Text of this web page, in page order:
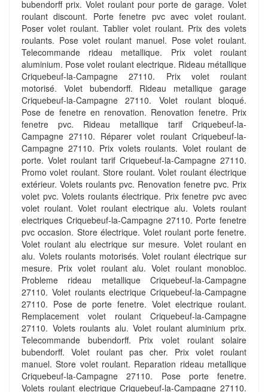
bubendorff prix. Volet roulant pour porte de garage. Volet
roulant discount. Porte fenetre pvc avec volet roulant.
Poser volet roulant. Tablier volet roulant. Prix des volets
roulants. Pose volet roulant manuel. Pose volet roulant.
Telecommande rideau metallique. Prix volet roulant
aluminium. Pose volet roulant electrique. Rideau métallique
Criquebeuf-la-Campagne 27110. Prix volet roulant
motorisé. Volet bubendorff. Rideau metallique garage
Criquebeuf-la-Campagne 27110. Volet roulant bloqué.
Pose de fenetre en renovation. Renovation fenetre. Prix
fenetre pvc. Rideau metallique tarif Criquebeuf-la-
Campagne 27110. Réparer volet roulant Criquebeuf-la-
Campagne 27110. Prix volets roulants. Volet roulant de
porte. Volet roulant tarif Criquebeuf-la-Campagne 27110.
Promo volet roulant. Store roulant. Volet roulant électrique
extérieur. Volets roulants pvc. Renovation fenetre pvc. Prix
volet pvc. Volets roulants électrique. Prix fenetre pvc avec
volet roulant. Volet roulant electrique alu. Volets roulant
electriques Criquebeuf-la-Campagne 27110. Porte fenetre
pvc occasion. Store électrique. Volet roulant porte fenetre.
Volet roulant alu electrique sur mesure. Volet roulant en
alu. Volets roulants motorisés. Volet roulant électrique sur
mesure. Prix volet roulant alu. Volet roulant monobloc.
Probleme rideau metallique Criquebeuf-la-Campagne
27110. Volet roulants electrique Criquebeuf-la-Campagne
27110. Pose de porte fenetre. Volet electrique roulant.
Remplacement volet roulant Criquebeuf-la-Campagne
27110. Volets roulants alu. Volet roulant aluminium prix.
Telecommande bubendorff. Prix volet roulant solaire
bubendorff. Volet roulant pas cher. Prix volet roulant
manuel. Store volet roulant. Reparation rideau metallique
Criquebeuf-la-Campagne 27110. Pose porte fenetre.
Volets roulant electrique Criquebeuf-la-Campagne 27110.